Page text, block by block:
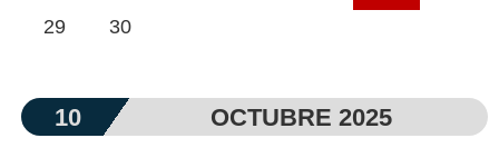
29 30
10 OCTUBRE 2025